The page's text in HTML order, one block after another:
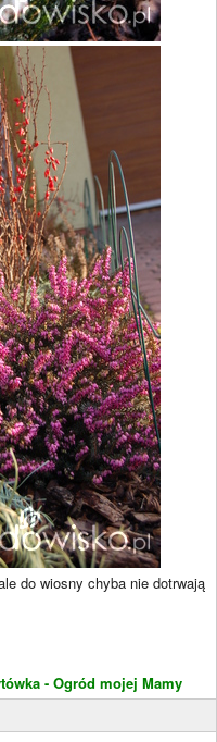
do wiosny chyba nie dotrwają
- Ogród mojej Mamy